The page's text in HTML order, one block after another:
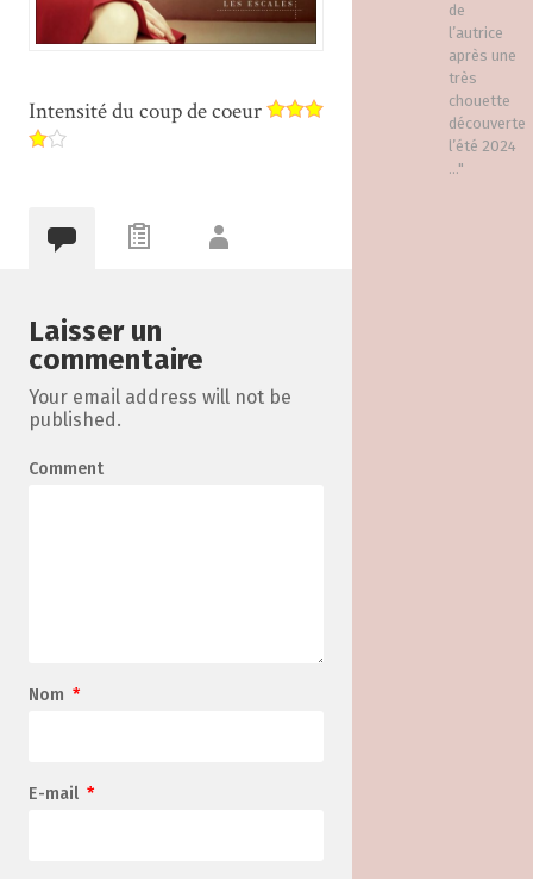
de
l’autrice
après une
très
chouette
découverte
l’été 2024
..."
Intensité du coup de coeur
Laisser un
commentaire
Your email address will not be
published.
Comment
Nom *
E-mail *